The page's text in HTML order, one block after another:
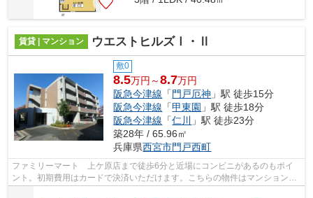
賃貸 | マンション ウエストヒルズⅠ・Ⅱ
敷0
8.5万円～8.7万円
阪急今津線 「 門戸厄神 」駅 徒歩15分
阪急今津線 「甲東園 」駅 徒歩18分
阪急今津線 「仁川
」駅 徒歩23分
築28年 / 65.96㎡
兵庫県西宮市門戸西町
ファミリーマート 上ケ原店まで徒歩6分と近場にコンビニがあるのもポイ
ント。初期費用はカードで決済いただけます。こちらの物件はマンションで